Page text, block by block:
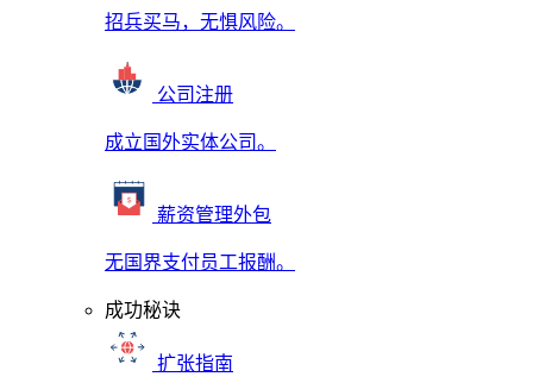
招兵买马，无惧风险。
公司注册
成立国外实体公司。
薪资管理外包
无国界支付员工报酬。
成功秘诀
扩张指南